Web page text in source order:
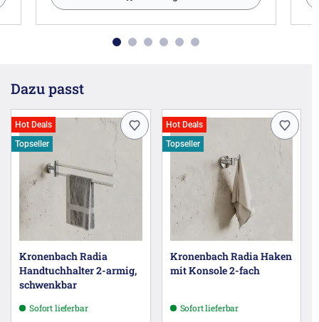
Dazu passt
Hot Deals
Topseller
Kronenbach Radia
Handtuchhalter 2-armig,
schwenkbar
Sofort lieferbar
Hot Deals
Topseller
Kronenbach Radia Haken
mit Konsole 2-fach
Sofort lieferbar